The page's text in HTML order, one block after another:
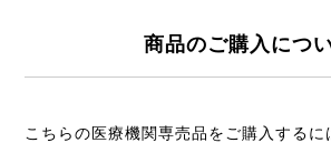
商品のご購入につ
こちらの医療機関専売品をご購入するに